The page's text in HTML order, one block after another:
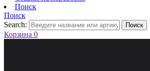
Поиск
Поиск
Search:
Поиск
Корзина 0